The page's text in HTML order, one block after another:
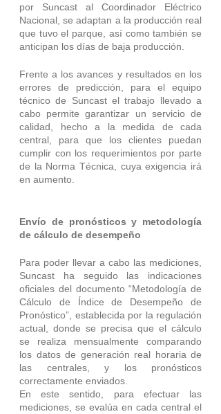
por Suncast al Coordinador Eléctrico
Nacional, se adaptan a la producción real
que tuvo el parque, así como también se
anticipan los días de baja producción.
Frente a los avances y resultados en los
errores de predicción, para el equipo
técnico de Suncast el trabajo llevado a
cabo permite garantizar un servicio de
calidad, hecho a la medida de cada
central, para que los clientes puedan
cumplir con los requerimientos por parte
de la Norma Técnica, cuya exigencia irá
en aumento.
Envío de pronósticos y metodología
de cálculo de desempeño
Para poder llevar a cabo las mediciones,
Suncast ha seguido las indicaciones
oficiales del documento “Metodología de
Cálculo de Índice de Desempeño de
Pronóstico”, establecida por la regulación
actual, donde se precisa que el cálculo
se realiza mensualmente comparando
los datos de generación real horaria de
las centrales, y los pronósticos
correctamente enviados.
En este sentido, para efectuar las
mediciones, se evalúa en cada central el